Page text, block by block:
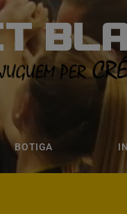
BOTIGA